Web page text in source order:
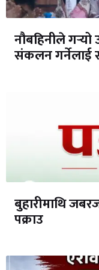
नौबहिनीले गर्‍यो
संकलन गर्नेलाई
बुहारीमाथि
पक्राउ